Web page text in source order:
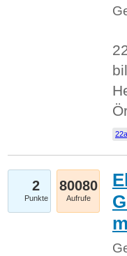
2
Punkte
80080
Aufrufe